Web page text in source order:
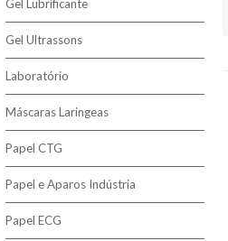
Gel Lubrificante
Gel Ultrassons
Laboratório
Máscaras Laringeas
Papel CTG
Papel e Aparos Indústria
Papel ECG